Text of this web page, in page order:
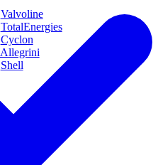
Valvoline
TotalEnergies
Cyclon
Allegrini
Shell